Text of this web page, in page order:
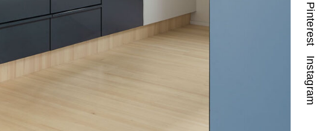
Pinterest
Instagram